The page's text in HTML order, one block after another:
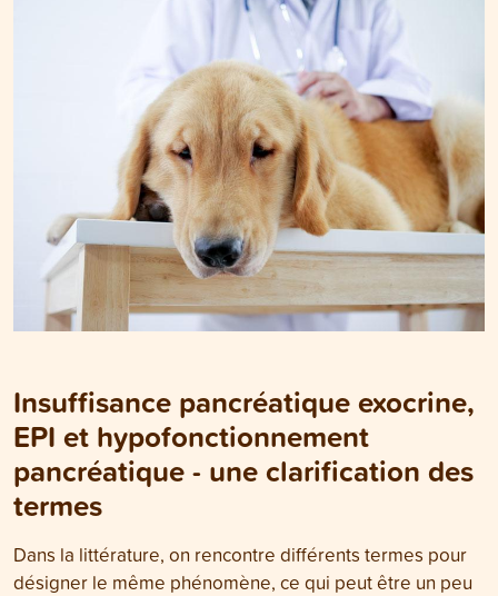
Insuffisance pancréatique exocrine,
EPI et hypofonctionnement
pancréatique - une clarification des
termes
Dans la littérature, on rencontre différents termes pour
désigner le même phénomène, ce qui peut être un peu